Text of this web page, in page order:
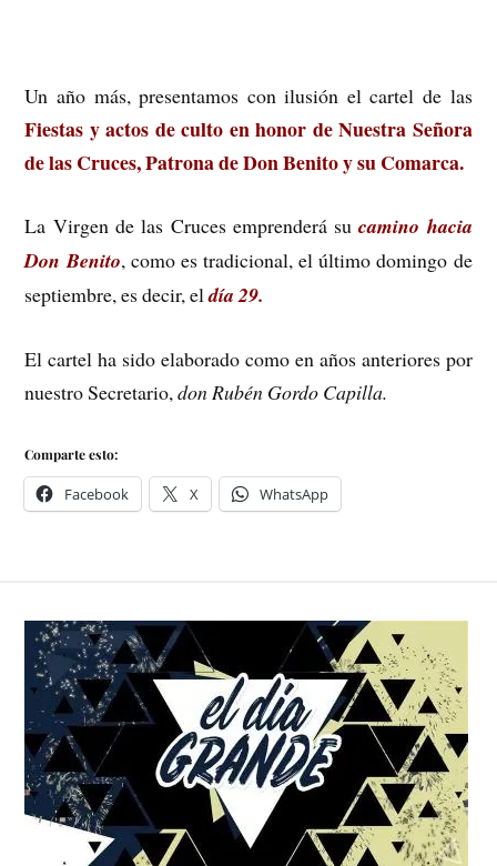
Un año más, presentamos con ilusión el cartel de las
Fiestas y actos de culto en honor de Nuestra Señora
de las Cruces, Patrona de Don Benito y su Comarca.
La Virgen de las Cruces emprenderá sucamino hacia
Don Benito, como es tradicional, el último domingo de
septiembre, es decir, eldía 29.
El cartel ha sido elaborado como en años anteriores por
nuestro Secretario,don Rubén Gordo Capilla.
Comparte esto:
Facebook X WhatsApp